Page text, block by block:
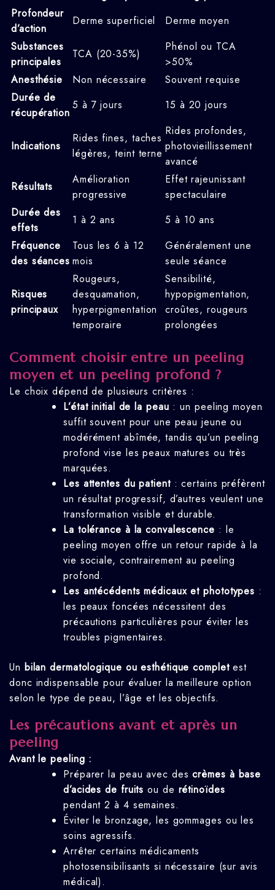
Profondeur
d’action
Derme superficiel
Derme moyen
Substances
principales
TCA (20-35%)
Phénol ou TCA
>50%
Anesthésie
Non nécessaire
Souvent requise
Durée de
récupération
5 à 7 jours 15 à 20 jours
Indications
Rides fines, taches
légères, teint terne
Rides profondes,
photovieillissement
avancé
Résultats
Amélioration
progressive
Effet rajeunissant
spectaculaire
Durée des
effets
1 à 2 ans
5 à 10 ans
Fréquence
des séances
Tous les 6 à 12
mois
Généralement une
seule séance
Risques
principaux
Rougeurs,
desquamation,
hyperpigmentation
temporaire
Sensibilité,
hypopigmentation,
croûtes, rougeurs
prolongées
Comment choisir entre un peeling
moyen et un peeling profond ?
Le choix dépend de plusieurs critères :
L’état initial de la peau : un peeling moyen
suffit souvent pour une peau jeune ou
modérément abîmée, tandis qu’un peeling
profond vise les peaux matures ou très
marquées.
Les attentes du patient: certains préfèrent
un résultat progressif, d’autres veulent une
transformation visible et durable.
La tolérance à la convalescence : le
peeling moyen offre un retour rapide à la
vie sociale, contrairement au peeling
profond.
Les antécédents médicaux et phototypes :
les peaux foncées nécessitent des
précautions particulières pour éviter les
troubles pigmentaires.
Un bilan dermatologique ou esthétique completest
donc indispensable pour évaluer la meilleure option
selon le type de peau, l’âge et les objectifs.
Les précautions avant et après un
peeling
Avant le peeling :
Préparer la peau avec descrèmes à base
d’acides de fruits ou de rétinoïdes
pendant 2 à 4 semaines.
Éviter le bronzage, les gommages ou les
soins agressifs.
Arrêter certains médicaments
photosensibilisants si nécessaire (sur avis
médical).